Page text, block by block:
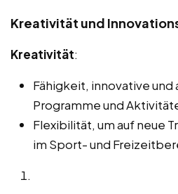
Kreativität und
Kreativität:
Fähigkeit, innovative
Programme und
Flexibilität, um auf neue
im Sport- und